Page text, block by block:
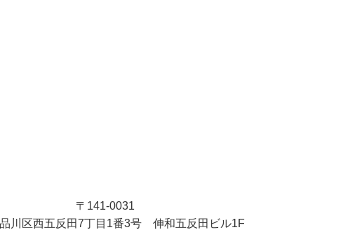
〒141-0031
川区西五反田7丁目1番3号 伸和五反田ビル1F